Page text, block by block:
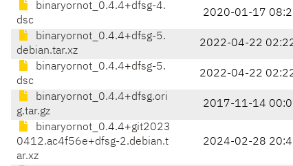
binaryornot_0.4.4+dfsg-4.
dsc
2020-01-17
binaryornot_0.4.4+dfsg-5.
debian.tar.xz
2022-04-22 02:22
binaryornot_0.4.4+dfsg-5.
dsc
2022-04-22 02:22
binaryornot_0.4.4+dfsg.ori
g.tar.gz
2017-11-14
binaryornot_0.4.4+git2023
0412.ac4f56e+dfsg-2.debian.t
ar.xz
2024-02-28